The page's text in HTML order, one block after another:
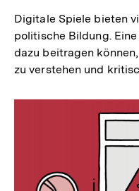
Digitale Spiele bieten
politische Bildung.
dazu beitragen
zu verstehen und